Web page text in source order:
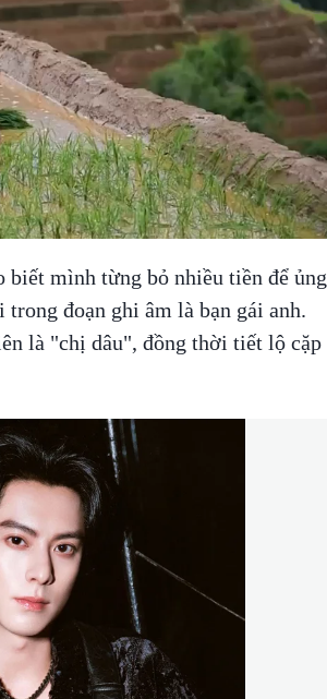
biết mình từng bỏ nhiều tiền để ủng
đoạn ghi âm là bạn gái anh.
là "chị dâu", đồng thời tiết lộ cặp